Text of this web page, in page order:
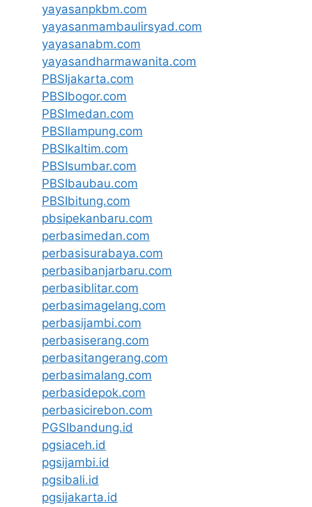
yayasanpkbm.com
yayasanmambaulirsyad.com
yayasanabm.com
yayasandharmawanita.com
PBSIjakarta.com
PBSIbogor.com
PBSImedan.com
PBSIlampung.com
PBSIkaltim.com
PBSIsumbar.com
PBSIbaubau.com
PBSIbitung.com
pbsipekanbaru.com
perbasimedan.com
perbasisurabaya.com
perbasibanjarbaru.com
perbasiblitar.com
perbasimagelang.com
perbasijambi.com
perbasiserang.com
perbasitangerang.com
perbasimalang.com
perbasidepok.com
perbasicirebon.com
PGSIbandung.id
pgsiaceh.id
pgsijambi.id
pgsibali.id
pgsijakarta.id